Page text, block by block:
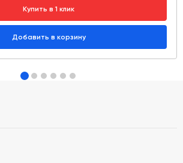
Купить в 1 клик
Добавить в корзину